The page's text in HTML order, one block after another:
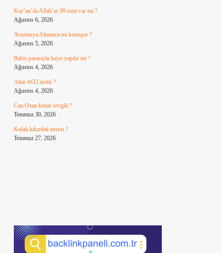
Kur’an’da Allah’ın 99 ismi var mı ?
Ağustos 6, 2026
Avusturya Almanca mı konuşur ?
Ağustos 5, 2026
Bahis parasıyla hayır yapılır mı ?
Ağustos 4, 2026
Altın AO2 nedir ?
Ağustos 4, 2026
Can Ozan kimle sevgili ?
Temmuz 30, 2026
Kulak kıkırdak neresi ?
Temmuz 27, 2026